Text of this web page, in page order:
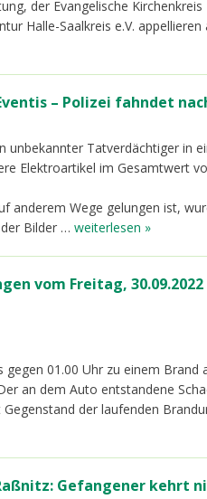
der Evangelische Kirchenkreis
Halle-Saalkreis e.V.
– Polizei fahndet
unbekannter Tatverdächtiger in
Elektroartikel im Gesamtwert
anderem Wege gelungen ist,
Bilder … weiterlesen »
vom Freitag, 30.09.2022
01.00 Uhr zu einem Brand
an dem Auto entstandene
der laufenden
Gefangener kehrt